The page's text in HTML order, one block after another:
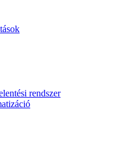
rendszer